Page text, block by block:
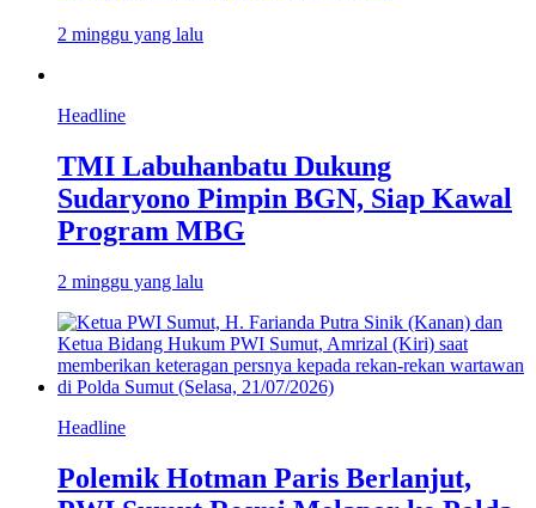
2 minggu yang lalu
Headline
TMI Labuhanbatu Dukung
Sudaryono Pimpin BGN, Siap Kawal
Program MBG
2 minggu yang lalu
Headline
Polemik Hotman Paris Berlanjut,